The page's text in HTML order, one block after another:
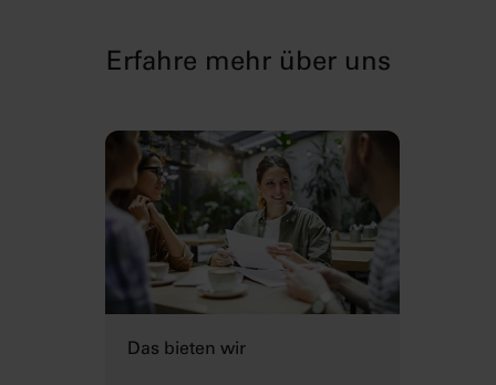
Erfahre mehr über uns
Das bieten wir